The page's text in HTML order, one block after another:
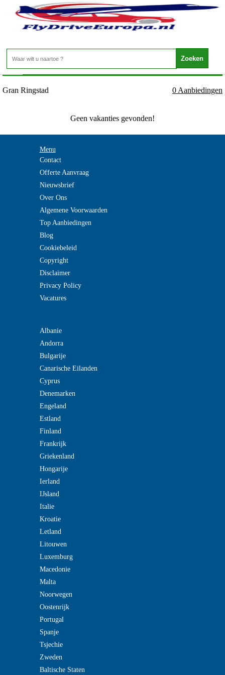
Noorwegen - OPPLAND - Gran Ringstad
Home>
Gran Ringstad 0 Aanbiedingen
Geen vakanties gevonden!
Menu
Contact
Offerte Aanvraag
Nieuwsbrief
Over Ons
Algemene Voorwaarden
Top Aanbiedingen
Blog
Cookiebeleid
Copyright
Disclaimer
Privacy Policy
Vacatures
Albanie
Andorra
Bulgarije
Canarische Eilanden
Cyprus
Denemarken
Engeland
Estland
Finland
Frankrijk
Griekenland
Hongarije
Ierland
IJsland
Italie
Kroatie
Letland
Litouwen
Luxemburg
Macedonie
Malta
Noorwegen
Oostenrijk
Portugal
Spanje
Tsjechie
Zweden
Baltische Staten